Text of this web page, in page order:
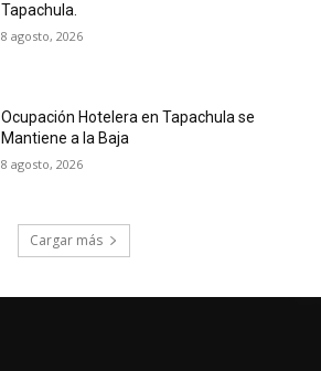
Tapachula.
8 agosto, 2026
Ocupación Hotelera en Tapachula se
Mantiene a la Baja
8 agosto, 2026
Cargar más